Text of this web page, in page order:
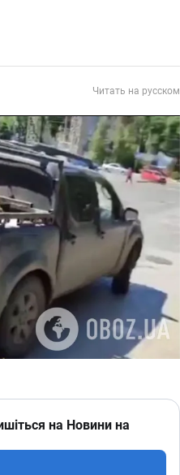
Читать на русском
на Новини на